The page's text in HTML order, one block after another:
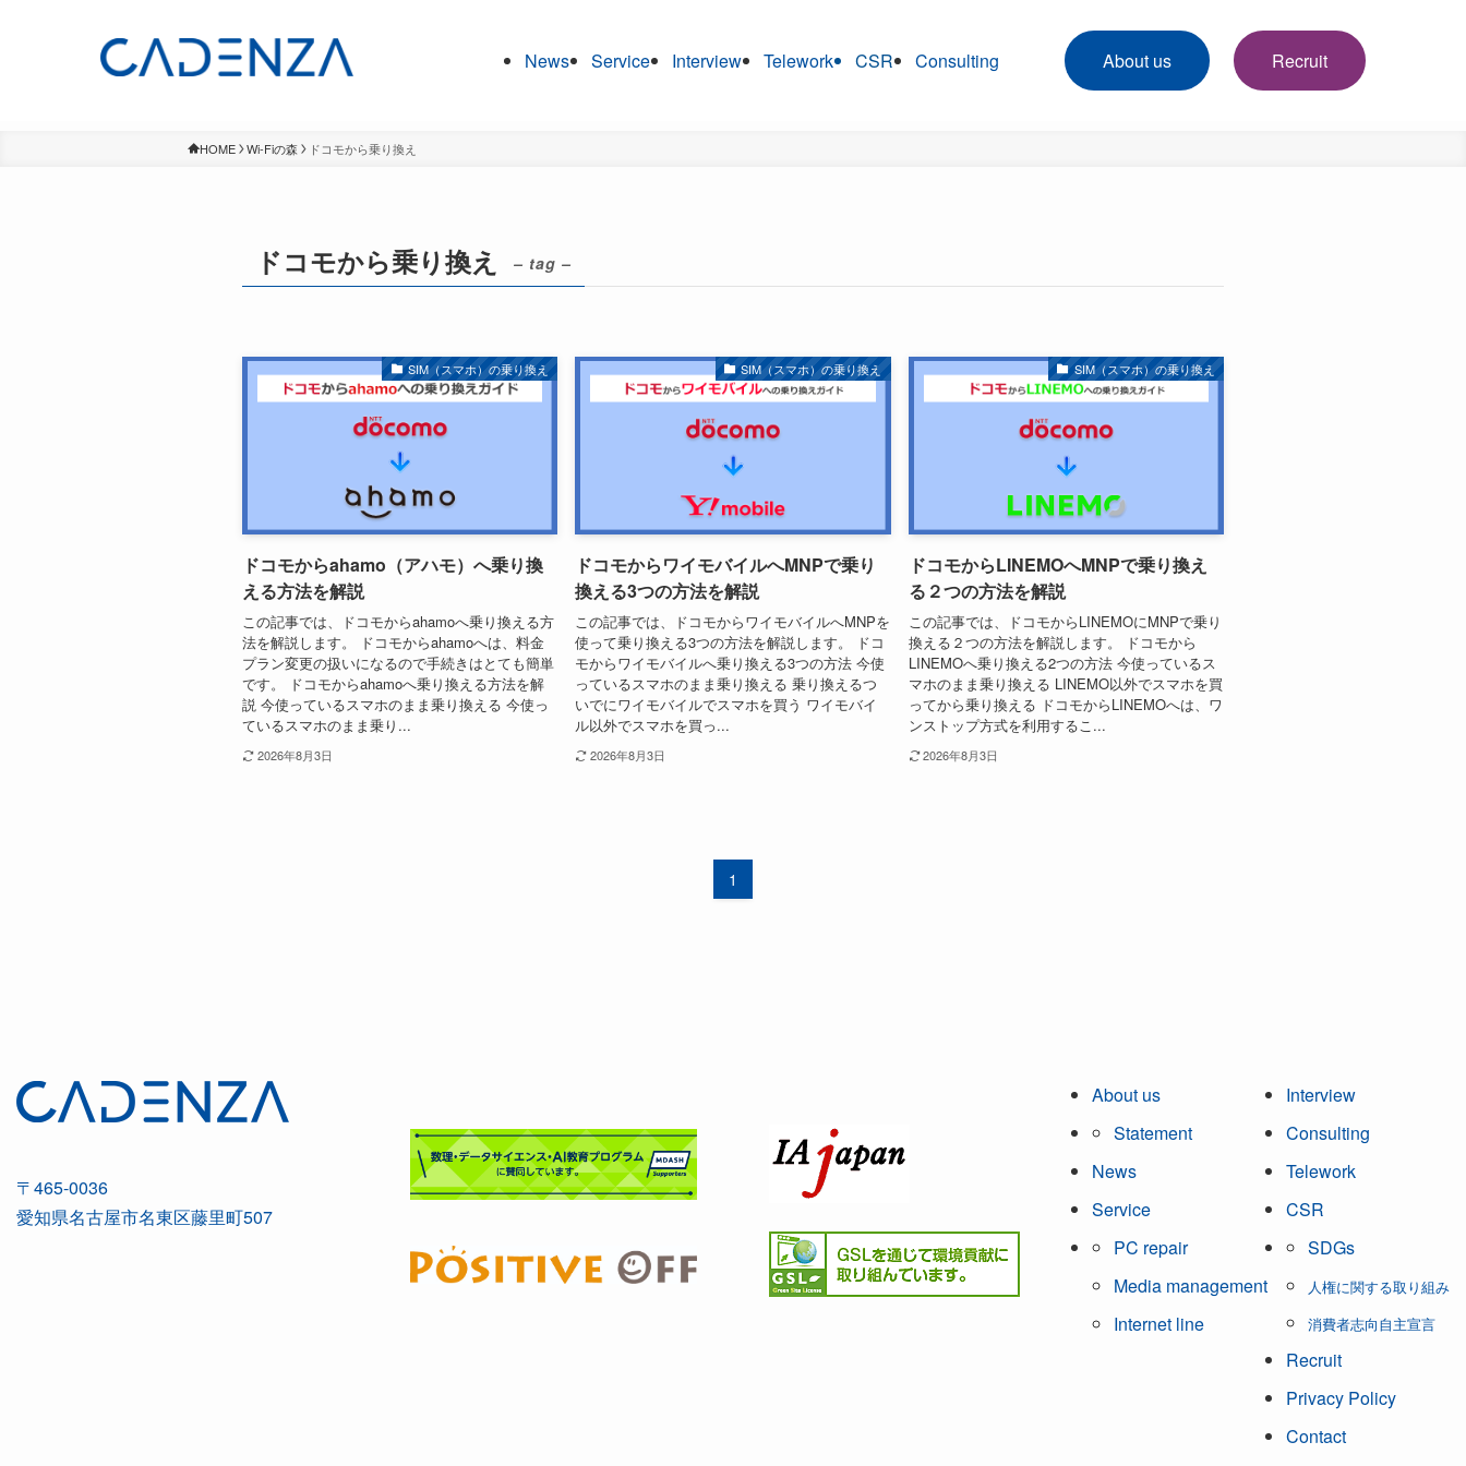
News Service Interview Telework CSR Consulting About us Recruit
HOME Wi-Fiの森 ドコモから乗り換え
ドコモから乗り換え – tag –
SIM（スマホ）の乗り換え
ドコモからahamo（アハモ）へ乗り換
える方法を解説
この記事では、ドコモからahamoへ乗り換える方
法を解説します。 ドコモからahamoへは、料金
プラン変更の扱いになるので手続きはとても簡単
です。 ドコモからahamoへ乗り換える方法を解
説 今使っているスマホのまま乗り換える 今使っ
ているスマホのまま乗り...
2026年8月3日
SIM（スマホ）の乗り換え
ドコモからワイモバイルへMNPで乗り
換える3つの方法を解説
この記事では、ドコモからワイモバイルへMNPを
使って乗り換える3つの方法を解説します。 ドコ
モからワイモバイルへ乗り換える3つの方法 今使
っているスマホのまま乗り換える 乗り換えるつ
いでにワイモバイルでスマホを買う ワイモバイ
ル以外でスマホを買っ...
2026年8月3日
SIM（スマホ）の乗り換え
ドコモからLINEMOへMNPで乗り換え
る２つの方法を解説
この記事では、ドコモからLINEMOにMNPで乗り
換える２つの方法を解説します。 ドコモから
LINEMOへ乗り換える2つの方法 今使っているス
マホのまま乗り換える LINEMO以外でスマホを買
ってから乗り換える ドコモからLINEMOへは、ワ
ンストップ方式を利用するこ...
2026年8月3日
1
〒465-0036
愛知県名古屋市名東区藤里町507
About us
Statement
News
Service
PC repair
Media management
Internet line
Interview
Consulting
Telework
CSR
SDGs
人権に関する取り組み
消費者志向自主宣言
Recruit
Privacy Policy
Contact